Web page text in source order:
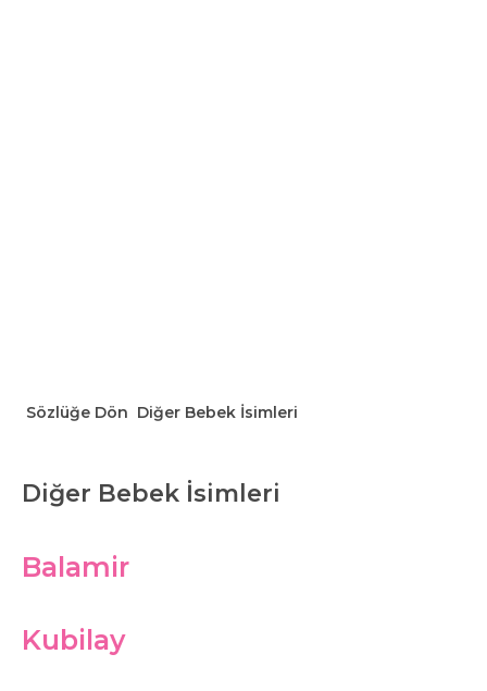
Sözlüğe Dön Diğer Bebek İsimleri
Diğer Bebek İsimleri
Balamir
Kubilay